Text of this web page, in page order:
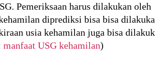
Pemeriksaan harus dilakukan oleh
diprediksi bisa bisa
usia kehamilan juga bisa
manfaat USG kehamilan)